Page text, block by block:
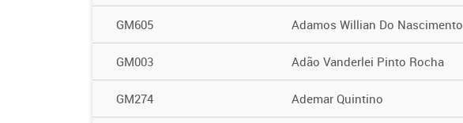
GM605 Adamos Willian Do Nascimento
GM003 Adão Vanderlei Pinto Rocha
GM274 Ademar Quintino